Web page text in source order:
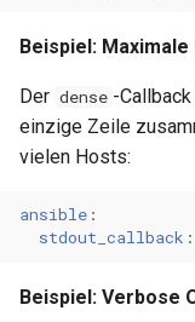
Beispiel:
Der dense -
einzige Zeile
vielen Hosts:
ansible :
stdout_callback :
Beispiel: Verbose